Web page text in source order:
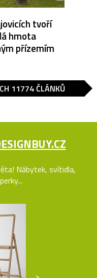
tvoří
hmota
přízemím
11774 ČLÁNKŮ
Nábytek, svítidla,